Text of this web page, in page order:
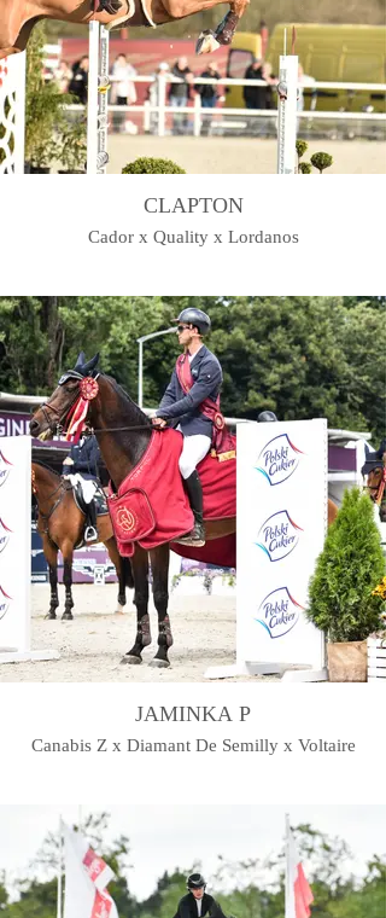
CLAPTON
Cador x Quality x Lordanos
JAMINKA P
Canabis Z x Diamant De Semilly x Voltaire